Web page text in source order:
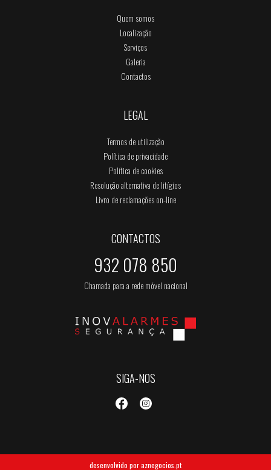
Quem somos
Localização
Serviços
Galeria
Contactos
LEGAL
Termos de utilização
Política de privacidade
Política de cookies
Resolução alternativa de litígios
Livro de reclamações on-line
CONTACTOS
932 078 850
Chamada para a rede móvel nacional
SIGA-NOS
desenvolvido poraznegocios.pt